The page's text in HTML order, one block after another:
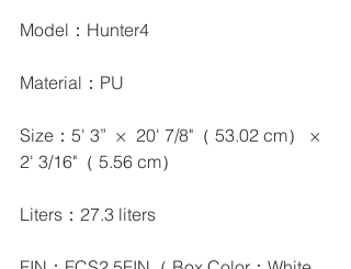
Model：Hunter4
Material：PU
Size：5' 3”  ×  20' 7/8"（ 53.02 cm） ×
2' 3/16"（ 5.56 cm）
Liters：27.3 liters